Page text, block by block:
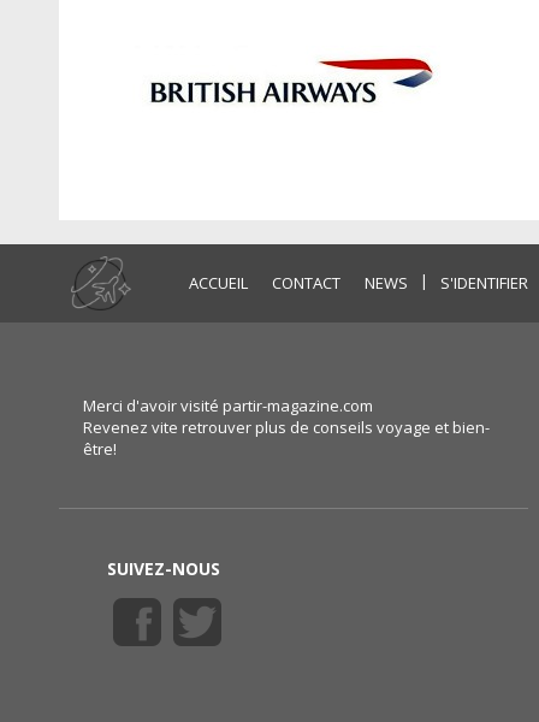
ACCUEIL CONTACT NEWS | S'IDENTIFIER
Merci d'avoir visité partir-magazine.com
Revenez vite retrouver plus de conseils voyage et bien-
être!
SUIVEZ-NOUS